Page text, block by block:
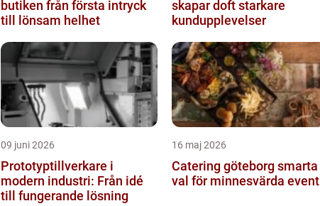
butiken från första intryck
till lönsam helhet
skapar doft starkare
kundupplevelser
09 juni 2026
Prototyptillverkare i
modern industri: Från idé
till fungerande lösning
16 maj 2026
Catering göteborg smarta
val för minnesvärda event